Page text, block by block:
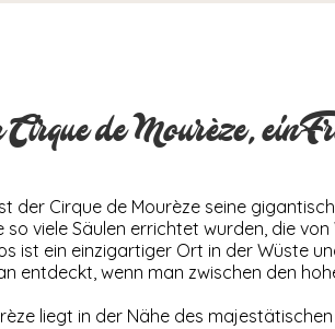
Cirque de Mourèze, ein
der Cirque de Mourèze seine
so viele Säulen errichtet wurden, die
ist ein einzigartiger Ort in der Wüste
entdeckt, wenn man zwischen den
liegt in der Nähe des